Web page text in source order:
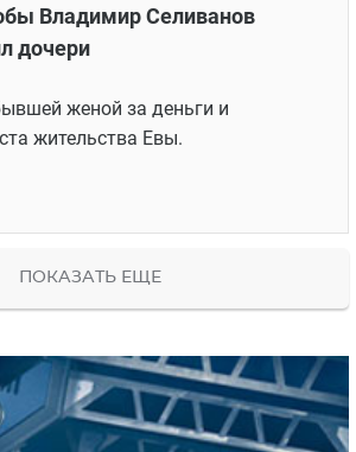
Владимир Селиванов
дочери
женой за деньги и
жительства Евы.
ПОКАЗАТЬ ЕЩЕ